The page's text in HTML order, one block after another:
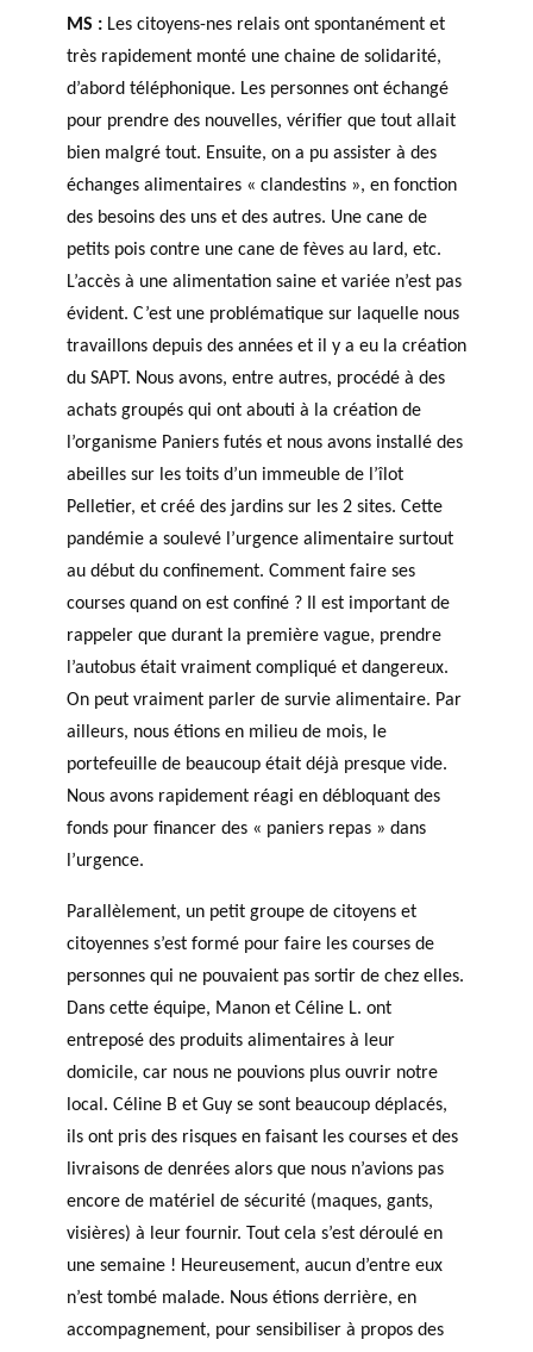
MS : Les citoyens-nes relais ont spontanément et
très rapidement monté une chaine de solidarité,
d’abord téléphonique. Les personnes ont échangé
pour prendre des nouvelles, vérifier que tout allait
bien malgré tout. Ensuite, on a pu assister à des
échanges alimentaires « clandestins », en fonction
des besoins des uns et des autres. Une cane de
petits pois contre une cane de fèves au lard, etc.
L’accès à une alimentation saine et variée n’est pas
évident. C’est une problématique sur laquelle nous
travaillons depuis des années et il y a eu la création
du SAPT. Nous avons, entre autres, procédé à des
achats groupés qui ont abouti à la création de
l’organisme Paniers futés et nous avons installé des
abeilles sur les toits d’un immeuble de l’îlot
Pelletier, et créé des jardins sur les 2 sites. Cette
pandémie a soulevé l’urgence alimentaire surtout
au début du confinement. Comment faire ses
courses quand on est confiné ? Il est important de
rappeler que durant la première vague, prendre
l’autobus était vraiment compliqué et dangereux.
On peut vraiment parler de survie alimentaire. Par
ailleurs, nous étions en milieu de mois, le
portefeuille de beaucoup était déjà presque vide.
Nous avons rapidement réagi en débloquant des
fonds pour financer des « paniers repas » dans
l’urgence.
Parallèlement, un petit groupe de citoyens et
citoyennes s’est formé pour faire les courses de
personnes qui ne pouvaient pas sortir de chez elles.
Dans cette équipe, Manon et Céline L. ont
entreposé des produits alimentaires à leur
domicile, car nous ne pouvions plus ouvrir notre
local. Céline B et Guy se sont beaucoup déplacés,
ils ont pris des risques en faisant les courses et des
livraisons de denrées alors que nous n’avions pas
encore de matériel de sécurité (maques, gants,
visières) à leur fournir. Tout cela s’est déroulé en
une semaine ! Heureusement, aucun d’entre eux
n’est tombé malade. Nous étions derrière, en
accompagnement, pour sensibiliser à propos des